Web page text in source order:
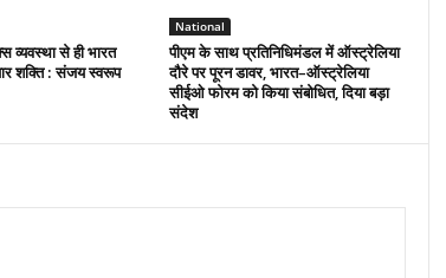
व्यवस्था से ही भारत
शक्ति : संजय स्वरूप
National
पीएम के साथ प्रतिनिधिमंडल में ऑस्ट्रेलिया
दौरे पर पूरन डावर, भारत–ऑस्ट्रेलिया
सीईओ फोरम को किया संबोधित, दिया बड़ा
संदेश